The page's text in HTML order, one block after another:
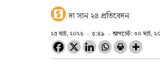
দ্য সান ২৪ প্রতিবেদন
২৫ মার্চ, ২০২৬ ৫:৪৯ আপডেট: ৩০ মার্চ,